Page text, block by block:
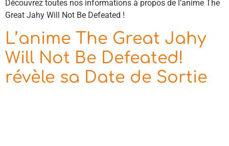
Découvrez toutes nos informations à propos de l’anime The
Great Jahy Will Not Be Defeated !
L’anime The Great Jahy
Will Not Be Defeated!
révèle sa Date de Sortie